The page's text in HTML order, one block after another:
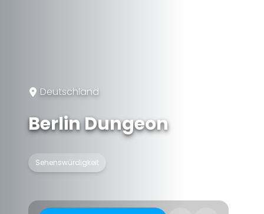
Deutschland
Berlin Dungeon
Sehenswürdigkeit